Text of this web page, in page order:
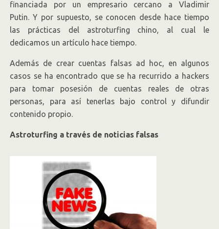
financiada por un empresario cercano a Vladimir
Putin. Y por supuesto, se conocen desde hace tiempo
las prácticas del astroturfing chino, al cual le
dedicamos un artículo hace tiempo.
Además de crear cuentas falsas ad hoc, en algunos
casos se ha encontrado que se ha recurrido a hackers
para tomar posesión de cuentas reales de otras
personas, para así tenerlas bajo control y difundir
contenido propio.
Astroturfing a través de noticias falsas